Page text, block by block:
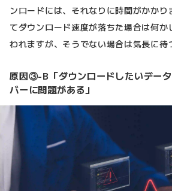
ンロードには、それなりに時間がかかり
てダウンロード速度が落ちた場合は何
われますが、そうでない場合は気長に待
原因③-B「ダウンロードしたいデー
バーに問題がある」